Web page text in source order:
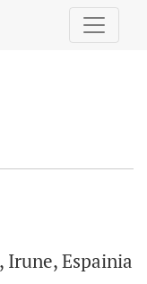
Irune, Espainia